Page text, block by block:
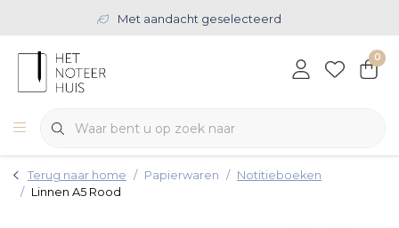
Met aandacht geselecteerd
0
Terug naar home Papierwaren
Notitieboeken
Linnen A5 Rood